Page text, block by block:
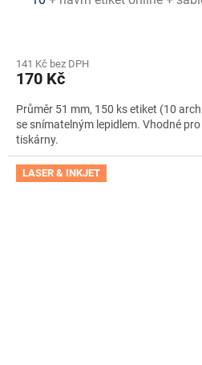
141 Kč bez DPH
170 Kč
Průměr 51 mm, 150 ks etiket (10
se snímatelným lepidlem. Vhodné
tiskárny.
LASER & INKJET